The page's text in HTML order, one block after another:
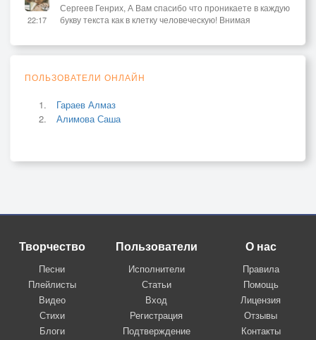
22:17
Сергеев Генрих, А Вам спасибо что проникаете в каждую
букву текста как в клетку человеческую! Внимая
ПОЛЬЗОВАТЕЛИ ОНЛАЙН
Гараев Алмаз
Алимова Саша
Творчество
Песни
Плейлисты
Видео
Стихи
Блоги
Пользователи
Исполнители
Статьи
Вход
Регистрация
Подтверждение
О нас
Правила
Помощь
Лицензия
Отзывы
Контакты